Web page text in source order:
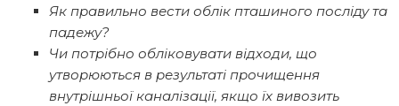
Як правильно вести облік пташиного посліду та
падежу?
Чи потрібно обліковувати відходи, що
утворюються в результаті прочищення
внутрішньої каналізації, якщо їх вивозить